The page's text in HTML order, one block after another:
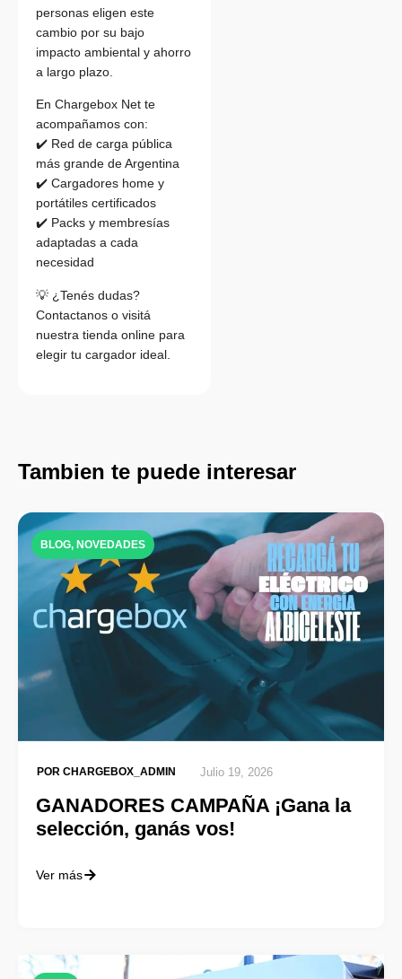
personas eligen este
cambio por su bajo
impacto ambiental y ahorro
a largo plazo.
En Chargebox Net te
acompañamos con:
✔️ Red de carga pública
más grande de Argentina
✔️ Cargadores home y
portátiles certificados
✔️ Packs y membresías
adaptadas a cada
necesidad
💡 ¿Tenés dudas?
Contactanos o visitá
nuestra tienda online para
elegir tu cargador ideal.
Tambien te puede interesar
BLOG, NOVEDADES
POR CHARGEBOX_ADMIN Julio 19, 2026
GANADORES CAMPAÑA ¡Gana la
selección, ganás vos!
Ver más